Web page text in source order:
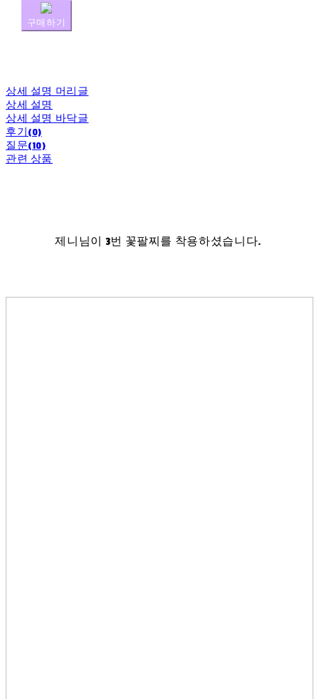
구매하기
상세 설명 머리글
상세 설명
상세 설명 바닥글
후기(0)
질문(10)
관련 상품
제니님이 3번 꽃팔찌를 착용하셨습니다.